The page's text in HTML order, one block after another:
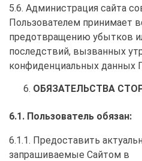
5.6. Администрация сайта
Пользователем принимает
предотвращению убытков
последствий, вызванных
конфиденциальных данных
ОБЯЗАТЕЛЬСТВА
6.1. Пользователь обязан:
6.1.1. Предоставить
запрашиваемые Сайтом